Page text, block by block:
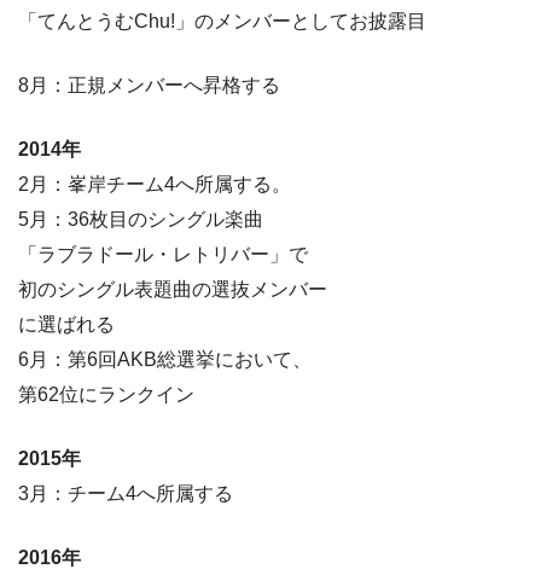
「てんとうむChu!」のメンバーとしてお披露目
8月：正規メンバーへ昇格する
2014年
2月：峯岸チーム4へ所属する。
5月：36枚目のシングル楽曲
「ラブラドール・レトリバー」で
初のシングル表題曲の選抜メンバー
に選ばれる
6月：第6回AKB総選挙において、
第62位にランクイン
2015年
3月：チーム4へ所属する
2016年